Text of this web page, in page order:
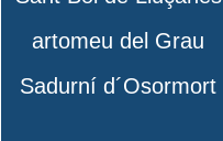
artomeu del Grau
Sadurní d´Osormort